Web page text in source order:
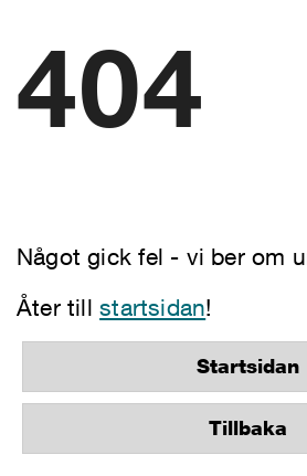
404
Något gick fel - vi ber om
Åter tillstartsidan!
Startsidan
Tillbaka